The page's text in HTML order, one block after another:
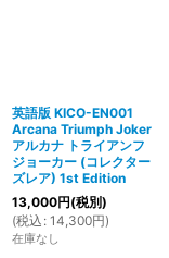
英語版 KICO-EN001
Arcana Triumph Joker
アルカナ トライアンフ
ジョーカー (コレクター
ズレア) 1st Edition
13,000円(税別)
(税込 : 14,300円)
在庫なし